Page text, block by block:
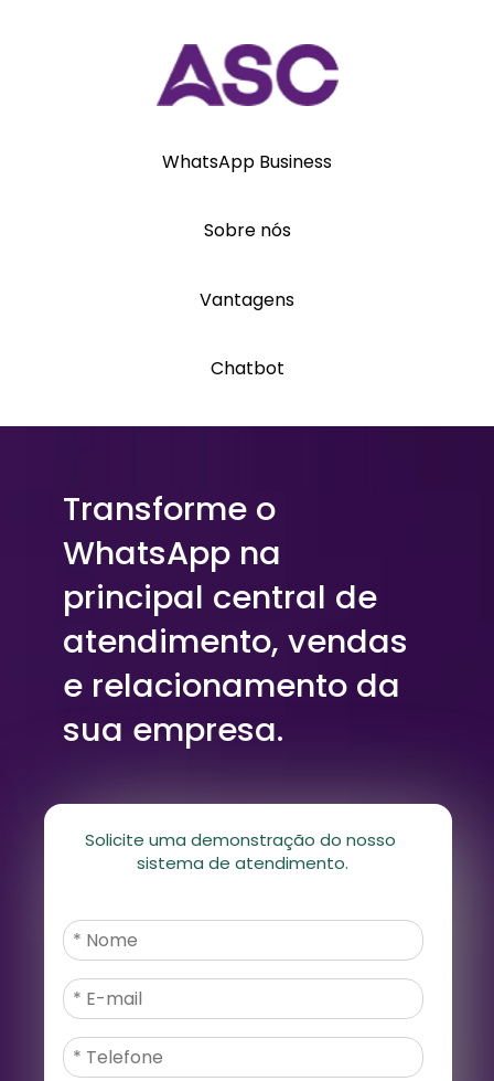
WhatsApp Business
Sobre nós
Vantagens
Chatbot
Transforme o
WhatsApp na
principal central de
atendimento, vendas
e relacionamento da
sua empresa.
Solicite uma demonstração do nosso
sistema de atendimento.